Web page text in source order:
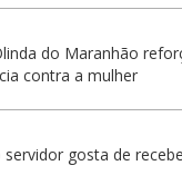
do Maranhão
contra a mulher
gosta de